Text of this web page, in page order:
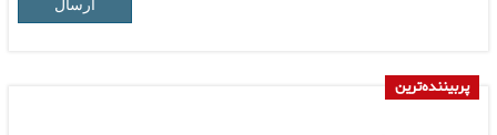
ارسال
پربیننده‌ترین